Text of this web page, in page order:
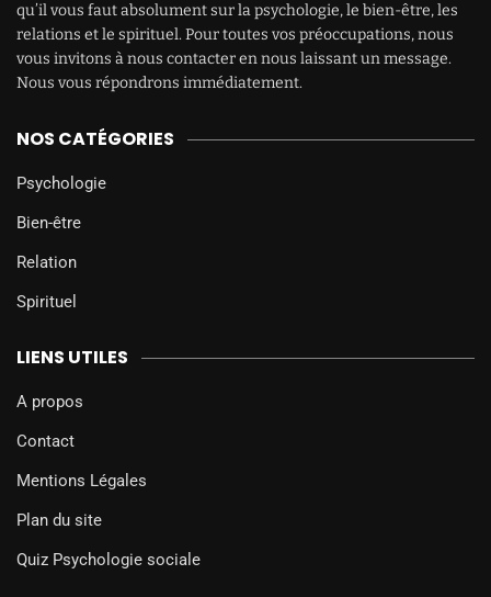
qu’il vous faut absolument sur la psychologie, le bien-être, les
relations et le spirituel. Pour toutes vos préoccupations, nous
vous invitons à nous contacter en nous laissant un message.
Nous vous répondrons immédiatement.
NOS CATÉGORIES
Psychologie
Bien-être
Relation
Spirituel
LIENS UTILES
A propos
Contact
Mentions Légales
Plan du site
Quiz Psychologie sociale